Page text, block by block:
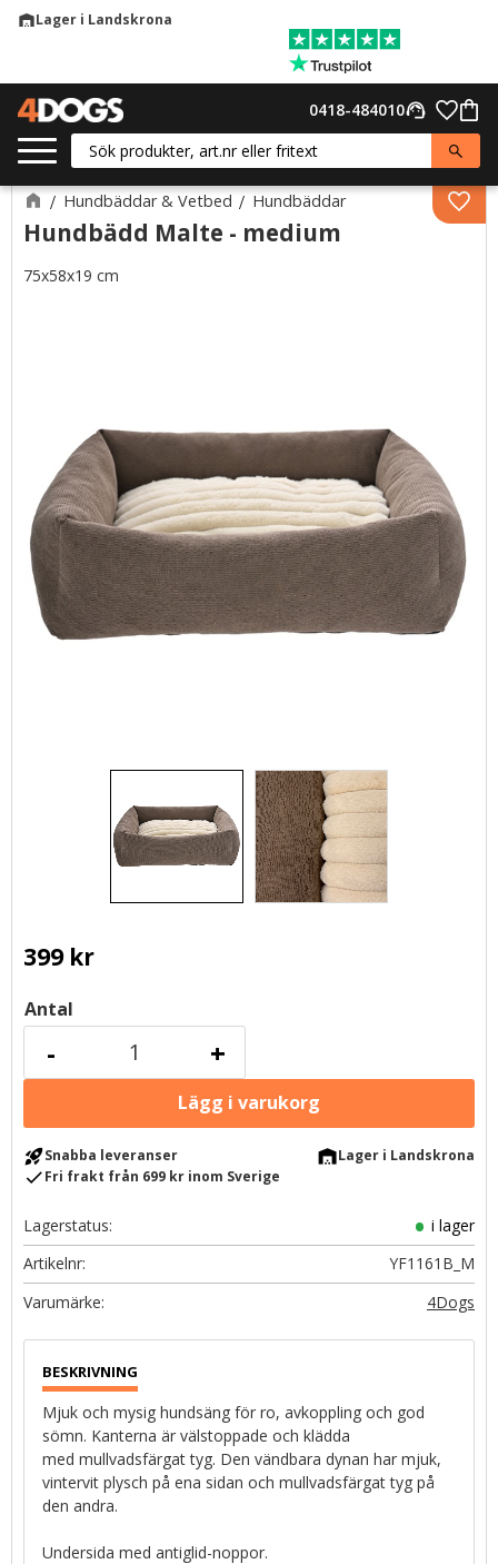
warehouseLager i Landskrona
support_agent
0418-484010
Hundbäddar & Vetbed Hundbäddar
Hundbädd Malte - medium
75x58x19 cm
399kr
Antal
+
-
rocket_launchSnabba leveranser warehouseLager i Landskrona
checkFri frakt från 699 kr inom Sverige
Lagerstatus
i lager
Artikelnr
YF1161B_M
4Dogs
Mjuk och mysig hundsäng för ro, avkoppling och god
sömn. Kanterna är välstoppade och klädda
med mullvadsfärgat tyg. Den vändbara dynan har mjuk,
vintervit plysch på ena sidan och mullvadsfärgat tyg på
den andra.
Undersida med antiglid-noppor.